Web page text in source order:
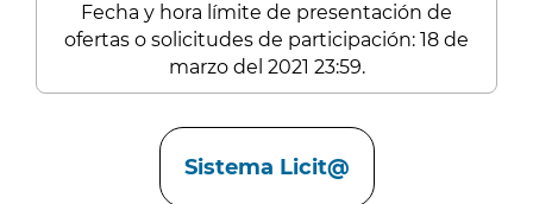
Fecha y hora límite de presentación de
ofertas o solicitudes de participación: 18 de
marzo del 2021 23:59.
Sistema Licit@